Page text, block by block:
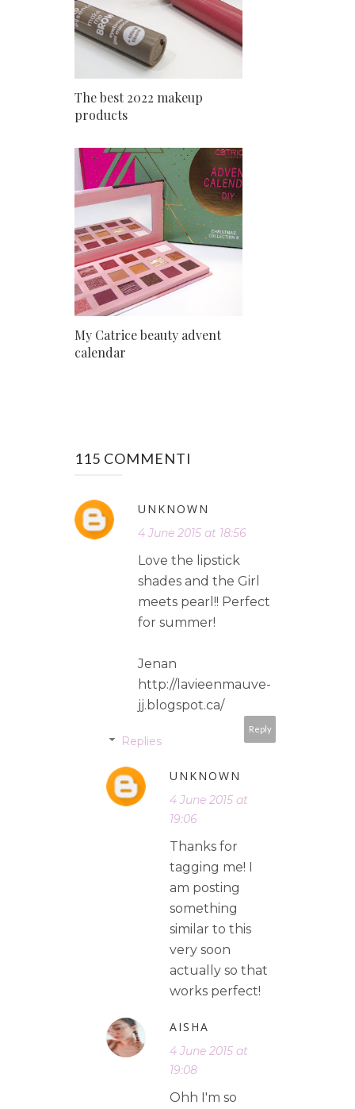
The best 2022 makeup
products
My Catrice beauty advent
calendar
115 COMMENTI
UNKNOWN
4 June 2015 at 18:56
Love the lipstick
shades and the Girl
meets pearl!! Perfect
for summer!
Jenan
http://lavieenmauve-
jj.blogspot.ca/
Reply
Replies
UNKNOWN
4 June 2015 at
19:06
Thanks for
tagging me! I
am posting
something
similar to this
very soon
actually so that
works perfect!
AISHA
4 June 2015 at
19:08
Ohh I'm so